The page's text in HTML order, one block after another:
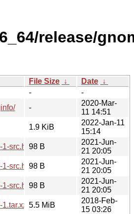
release/
File Size ↓ Date ↓
-
-
-
2020-Mar-
11 14:51
1.9 KiB
2022-Jan-11
15:14
1-src.hint98 B
2021-Jun-
21 20:05
1-src.hint98 B
2021-Jun-
21 20:05
1-src.hint98 B
2021-Jun-
21 20:05
5.5 MiB
2018-Feb-
15 03:26